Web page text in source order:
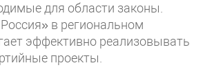
для области законы.
в региональном
эффективно реализовывать
проекты.